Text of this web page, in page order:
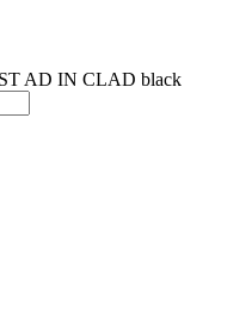
AD IN CLAD black